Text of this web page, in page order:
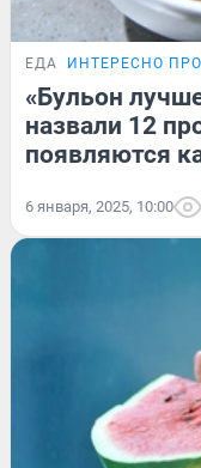
ЕДА ИНТЕРЕСНО
«Бульон
назвали 12
появляются
6 января, 2025, 10:00